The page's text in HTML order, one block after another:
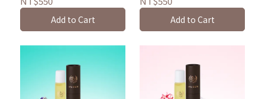
Add to Cart Add to Cart